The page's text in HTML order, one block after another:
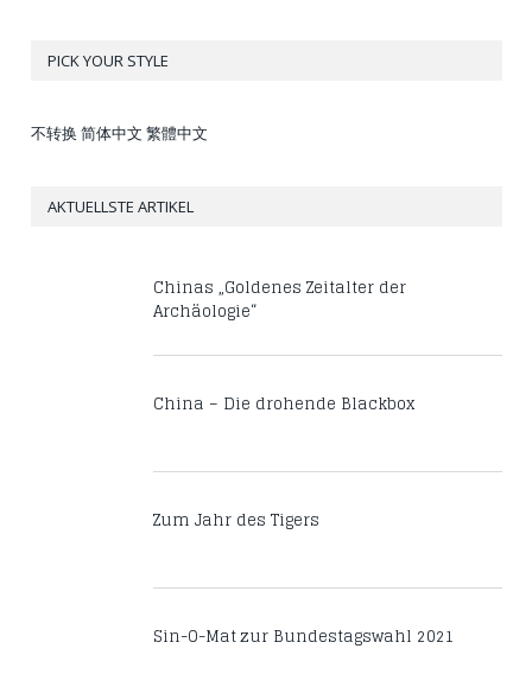
PICK YOUR STYLE
不转换 简体中文 繁體中文
AKTUELLSTE ARTIKEL
Chinas „Goldenes Zeitalter der
Archäologie“
China – Die drohende Blackbox
Zum Jahr des Tigers
Sin-O-Mat zur Bundestagswahl 2021